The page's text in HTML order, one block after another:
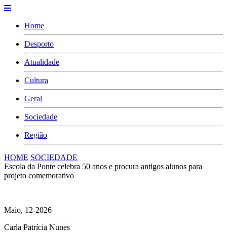
Home
Desporto
Atualidade
Cultura
Geral
Sociedade
Região
HOME SOCIEDADE
Escola da Ponte celebra 50 anos e procura antigos alunos para
projeto comemorativo
Maio, 12-2026
Carla Patrícia Nunes